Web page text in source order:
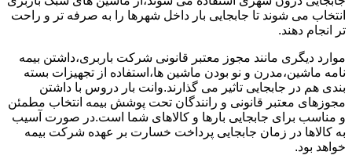
انتخاب می شوند تا جابجایی بار داخل شهرها را به صرفه تر و راحت
تر انجام دهند.
موارد دیگری مانند مجوز معتبر قانونی شرکت باربری،داشتن بیمه
نامه ماشین،مدرن و نو بودن ماشین ها،استفاده از تجهیزات بسته
بندی هم در جابجایی تاثیر می گذارند.وانت بار دروس با داشتن
مجوزهای معتبر قانونی و رانندگان تحت پوشش بیمه انتخاب مطمئن
و مناسب برای جابجایی بارها و کالاهای شما است.در صورت آسیب
به کالاها در زمان جابجایی پرداخت خسارت بر عهده شرکت بیمه
خواهد بود.